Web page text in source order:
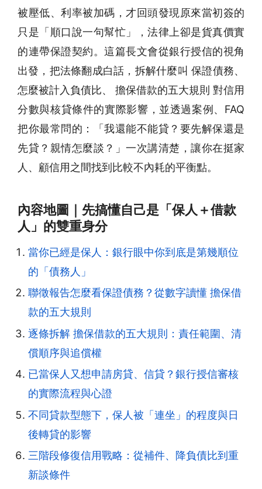
被壓低、利率被加碼，才回頭發現原來當初簽的
只是「順口說一句幫忙」，法律上卻是貨真價實
的連帶保證契約。這篇長文會從銀行授信的視角
出發，把法條翻成白話，拆解什麼叫 保證債務、
怎麼被計入負債比、 擔保借款的五大規則 對信用
分數與核貸條件的實際影響，並透過案例、FAQ
把你最常問的：「我還能不能貸？要先解保還是
先貸？親情怎麼談？」一次講清楚，讓你在挺家
人、顧信用之間找到比較不內耗的平衡點。
內容地圖｜先搞懂自己是「保人＋借款
人」的雙重身分
當你已經是保人：銀行眼中你到底是第幾順位
的「債務人」
聯徵報告怎麼看保證債務？從數字讀懂 擔保借
款的五大規則
逐條拆解 擔保借款的五大規則：責任範圍、清
償順序與追償權
已當保人又想申請房貸、信貸？銀行授信審核
的實際流程與心證
不同貸款型態下，保人被「連坐」的程度與日
後轉貸的影響
三階段修復信用戰略：從補件、降負債比到重
新談條件